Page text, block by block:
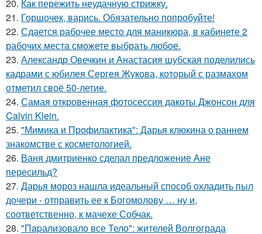
20. Как пережить неудачную стрижку.
21. Горшочек, варись. Обязательно попробуйте!
22. Сдается рабочее место для маникюра, в кабинете 2
рабочих места сможете выбрать любое.
23. Александр Овечкин и Анастасия шубская поделились
кадрами с юбилея Сергея Жукова, который с размахом
отметил своё 50-летие.
24. Самая откровенная фотосессия дакоты Джонсон для
Calvin Klein.
25. "Мимика и Профилактика": Дарья клюкина о раннем
знакомстве с косметологией.
26. Ваня дмитриенко сделал предложение Ане
пересильд?
27. Дарья мороз нашла идеальный способ охладить пыл
дочери - отправить ее к Богомолову … ну и,
соответственно, к мачехе Собчак.
28. "Пapализовало все Тело": жителей Волгограда